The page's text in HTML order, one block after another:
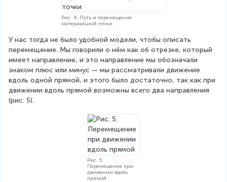
Рис. 4. Путь и перемещение
материальной точки
У нас тогда не было удобной модели, чтобы описать
перемещение. Мы говорили о нём как об отрезке, который
имеет направление, и это направление мы обозначали
знаком плюс или минус — мы рассматривали движение
вдоль одной прямой, и этого было достаточно, так как при
движении вдоль прямой возможны всего два направления
(рис. 5).
Рис. 5.
Перемещение при
движении вдоль
прямой